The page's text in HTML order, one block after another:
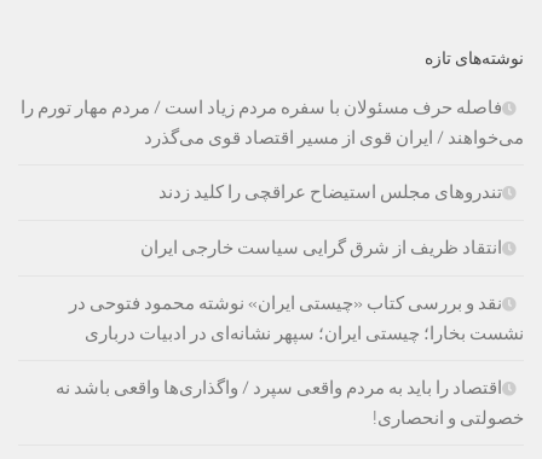
نوشته‌های تازه
فاصله حرف مسئولان با سفره مردم زیاد است / مردم مهار تورم را
می‌خواهند / ایران قوی از مسیر اقتصاد قوی می‌گذرد
تندروهای مجلس استیضاح عراقچی را کلید زدند
انتقاد ظریف از شرق گرایی سیاست خارجی ایران
نقد و بررسی کتاب «چیستی ایران» نوشته محمود فتوحی در
نشست بخارا؛ چیستی ایران؛ سپهر نشانه‌ای در ادبیات درباری
اقتصاد را باید به مردم واقعی سپرد / واگذاری‌ها واقعی باشد نه
خصولتی و انحصاری!